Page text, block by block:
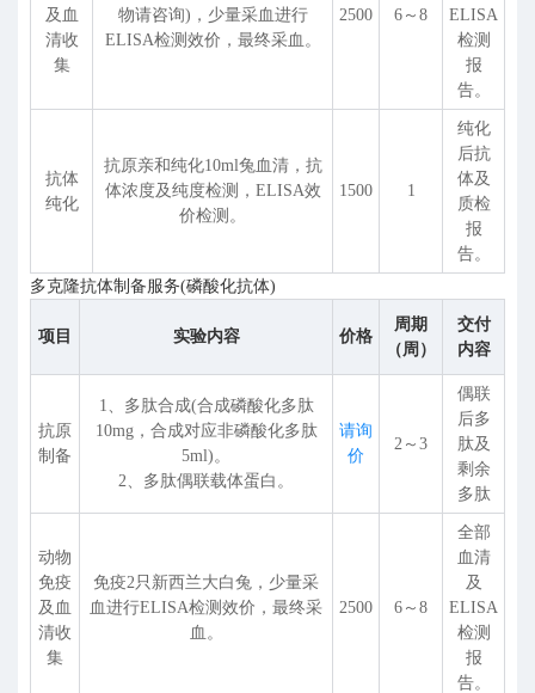
及血
清收
集
物请咨询)，少量采血进行
ELISA检测效价，最终采血。
2500 6～8
ELISA
检测
报
告。
抗体
纯化
抗原亲和纯化10ml兔血清，抗
体浓度及纯度检测，ELISA效
价检测。
1500 1
纯化
后抗
体及
质检
报
告。
多克隆抗体制备服务(磷酸化抗体)
项目 实验内容 价格
周期
（周）
交付
内容
抗原
制备
1、多肽合成(合成磷酸化多肽
10mg，合成对应非磷酸化多肽
5ml)。
2、多肽偶联载体蛋白。
请询
价
2～3
偶联
后多
肽及
剩余
多肽
动物
免疫
及血
清收
集
免疫2只新西兰大白兔，少量采
血进行ELISA检测效价，最终采
血。
2500 6～8
全部
血清
及
ELISA
检测
报
告。